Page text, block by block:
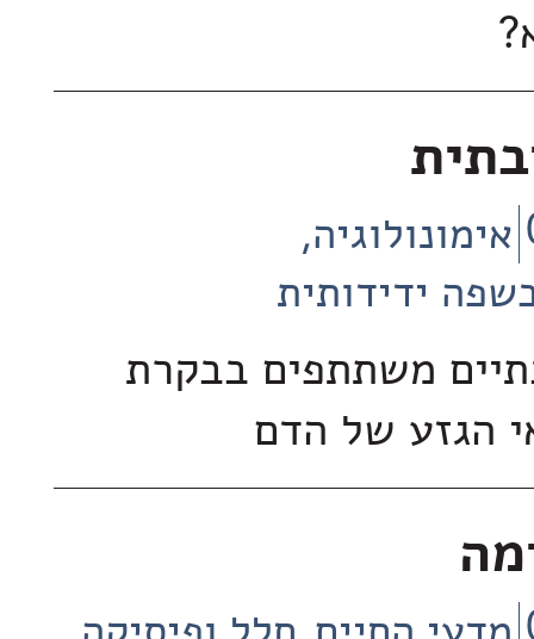
אימונולוגיה
ידידותית
משתתפים בבקרת
הגזע של הדם